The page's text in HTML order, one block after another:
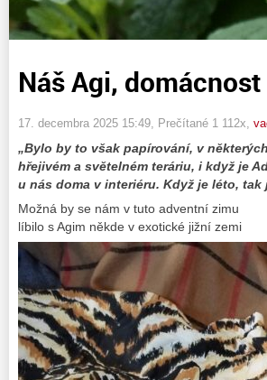
Náš Agi,
17. decembra 2025 15:49 , Prečítané 1 112x,
„Bylo by to však papírování, v
hřejivém a světelném teráriu, i když je
u nás doma v interiéru. Když je léto,
Možná by se nám v tuto adventní zimu
líbilo s Agim někde v exotické jižní zemi